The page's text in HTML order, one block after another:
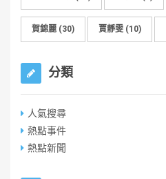
賀錦麗 (30) 賈靜雯 (10)
分類
人氣搜尋
熱點事件
熱點新聞